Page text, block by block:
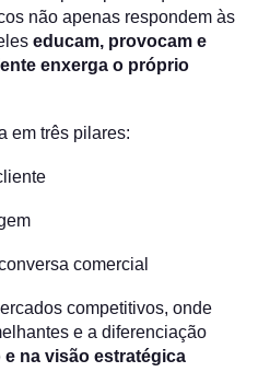
não apenas respondem às
educam, provocam e
enxerga o próprio
em três pilares:
comercial
competitivos, onde
e a diferenciação
na visão estratégica